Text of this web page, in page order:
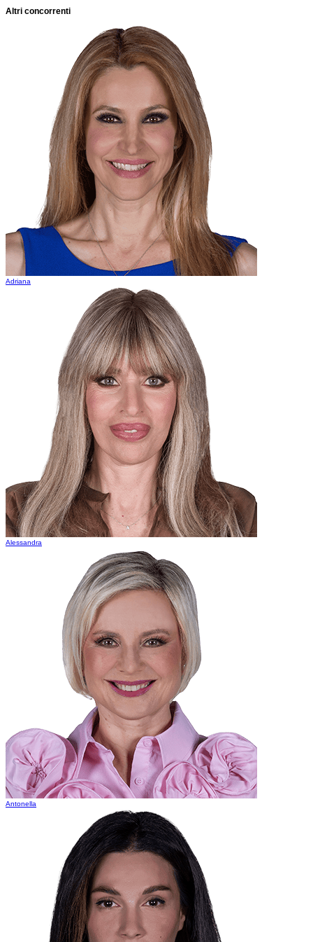
Altri concorrenti
Adriana
Alessandra
Antonella